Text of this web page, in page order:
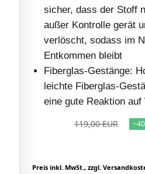
sicher, dass der Stoff
außer Kontrolle gerät
verlöscht, sodass im
Entkommen bleibt
Fiberglas-Gestänge:
leichte Fiberglas-
eine gute Reaktion auf
119,00 EUR
Preis inkl. MwSt., zzgl.